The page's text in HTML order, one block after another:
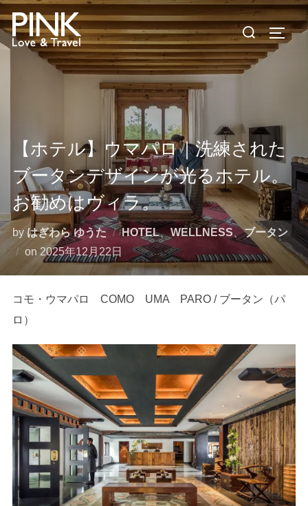
ン
テ
検
索
対
サイド
【ホテル】ウマパロ｜洗練された
ブータンデザインが光るホテル。
お勧めはヴィラ。
by はぎわら ゆうた HOTEL、WELLNESS 、ブータン
on 投
2025年12月22日
コモ・ウマパロ COMO UMA PARO / ブータン（パ
ロ）